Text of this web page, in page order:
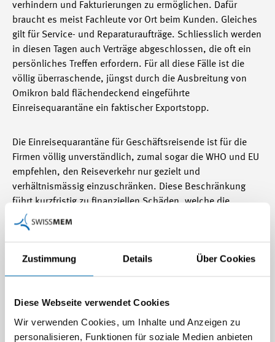
Zustimmung Details Über Cookies
Diese Webseite verwendet Cookies
Wir verwenden Cookies, um Inhalte und Anzeigen zu
personalisieren, Funktionen für soziale Medien anbieten
verhindern und Fakturierungen zu ermöglichen. Dafür
braucht es meist Fachleute vor Ort beim Kunden. Gleiches
gilt für Service- und Reparaturaufträge. Schliesslich werden
in diesen Tagen auch Verträge abgeschlossen, die oft ein
persönliches Treffen erfordern. Für all diese Fälle ist die
völlig überraschende, jüngst durch die Ausbreitung von
Omikron bald flächendeckend eingeführte
Einreisequarantäne ein faktischer Exportstopp.
Die Einreisequarantäne für Geschäftsreisende ist für die
Firmen völlig unverständlich, zumal sogar die WHO und EU
empfehlen, den Reiseverkehr nur gezielt und
verhältnismässig einzuschränken. Diese Beschränkung
führt kurzfristig zu finanziellen Schäden, welche die
Industriebetriebe angesichts der rapide steigenden
Rohstoff- und Frachtpreise doppelt treffen. Mittelfristig
berufliche Reisen wieder eingeführt wird (vgl. Art. 4 Bst. d
und h der Covid-19-Verordnung internationaler